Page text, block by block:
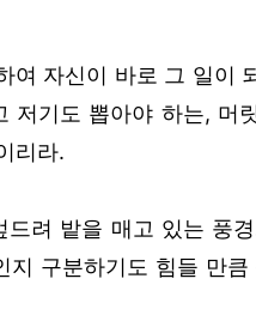
여 자신이 바로 그 일이
저기도 뽑아야 하는, 머
리라.
려 밭을 매고 있는 풍
구분하기도 힘들 만